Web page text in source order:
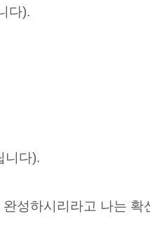
다).
니다).
성하시리라고 나는 확